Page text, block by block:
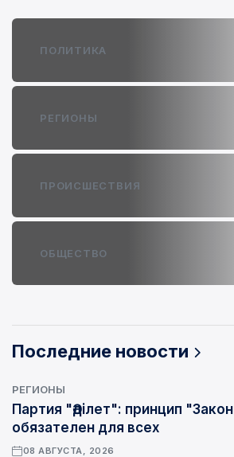
ПОЛИТИКА
РЕГИОНЫ
ПРОИСШЕСТВИЯ
ОБЩЕСТВО
Последние новости
РЕГИОНЫ
Партия "Әділет": принцип
обязателен для всех
08 АВГУСТА, 2026